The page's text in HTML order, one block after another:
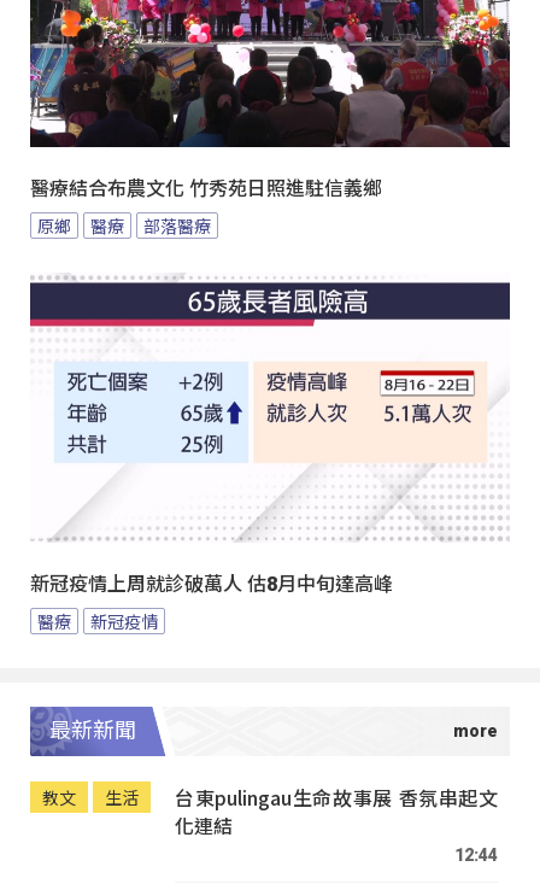
醫療結合布農文化 竹秀苑日照進駐信義鄉
原鄉 醫療 部落醫療
新冠疫情上周就診破萬人 估8月中旬達高峰
醫療 新冠疫情
最新新聞
教文 生活
台東pulingau生命故事展 香氛串起文
化連結
12:44